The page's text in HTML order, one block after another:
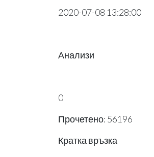
2020-07-08 13:28:00
Анализи
0
Прочетено: 56196
Кратка връзка